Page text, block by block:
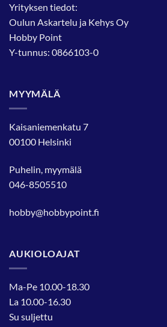
Yrityksen tiedot:
Oulun Askartelu ja Kehys Oy
Hobby Point
Y-tunnus: 0866103-0
MYYMÄLÄ
Kaisaniemenkatu 7
00100 Helsinki
Puhelin, myymälä
046-8505510
hobby@hobbypoint.fi
AUKIOLOAJAT
Ma-Pe 10.00-18.30
La 10.00-16.30
Su suljettu